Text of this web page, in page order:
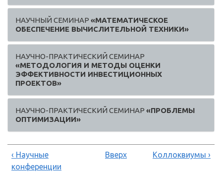
НАУЧНЫЙ СЕМИНАР «МАТЕМАТИЧЕСКОЕ
ОБЕСПЕЧЕНИЕ ВЫЧИСЛИТЕЛЬНОЙ ТЕХНИКИ»
НАУЧНО-ПРАКТИЧЕСКИЙ СЕМИНАР
«МЕТОДОЛОГИЯ И МЕТОДЫ ОЦЕНКИ
ЭФФЕКТИВНОСТИ ИНВЕСТИЦИОННЫХ
ПРОЕКТОВ»
НАУЧНО-ПРАКТИЧЕСКИЙ СЕМИНАР «ПРОБЛЕМЫ
ОПТИМИЗАЦИИ»
‹ Научные
конференции
Вверх Коллоквиумы ›